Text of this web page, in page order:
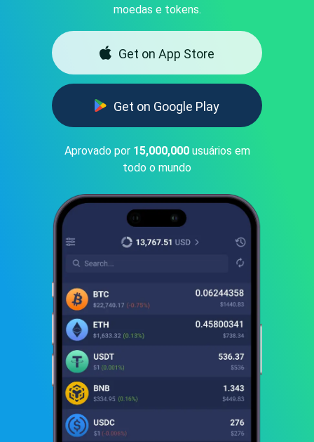
moedas e tokens.
Get on App Store
Get on Google Play
Aprovado por 15,000,000usuários em
todo o mundo